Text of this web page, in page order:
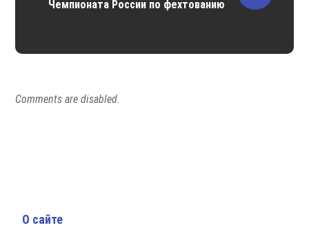
Чемпионата России по фехтованию
Comments are disabled.
О сайте